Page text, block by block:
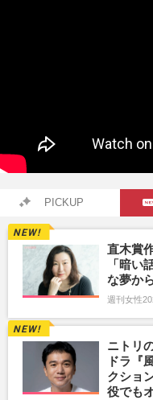
PICKUP
直木賞
「暗い
な夢か
週刊女性
ニトリ
ドラ『
クショ
役でも